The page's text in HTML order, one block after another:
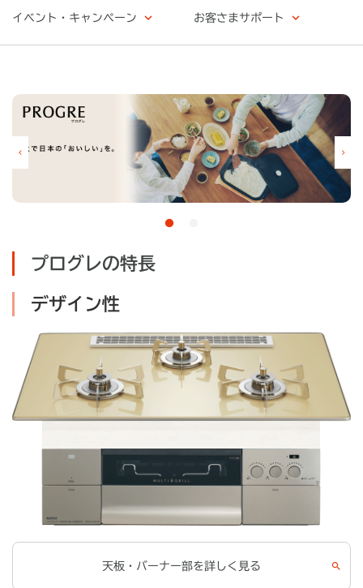
イベント・キャンペーン お客さまサポート
プログレの特長
デザイン性
天板・バーナー部を詳しく見る